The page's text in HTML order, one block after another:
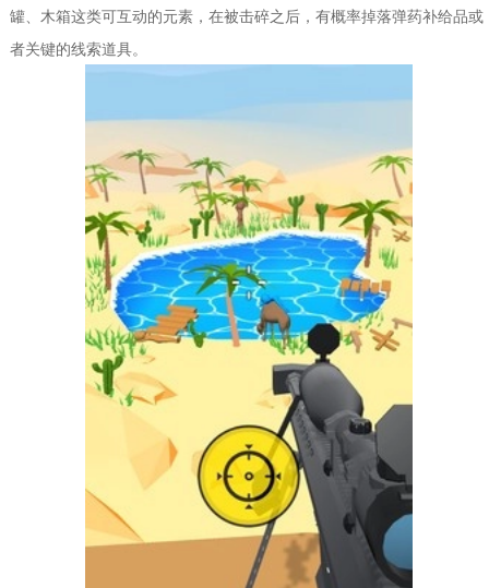
罐、木箱这类可互动的元素，在被击碎之后，有概率掉落弹药补给品或
者关键的线索道具。